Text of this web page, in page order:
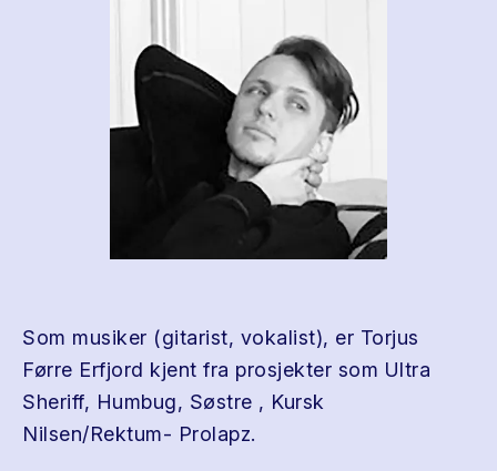
Som musiker (gitarist, vokalist), er Torjus
Førre Erfjord kjent fra prosjekter som Ultra
Sheriff, Humbug, Søstre , Kursk
Nilsen/Rektum- Prolapz.